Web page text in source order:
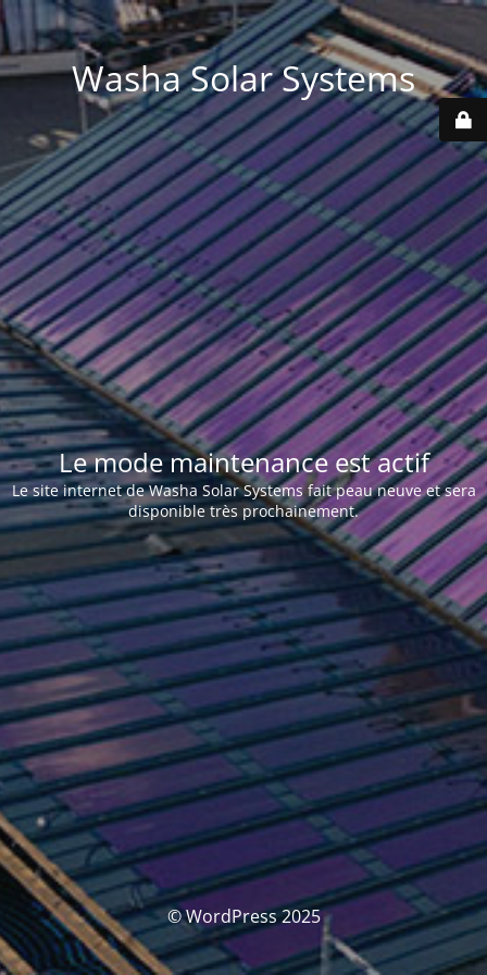
Washa Solar Systems
Le mode maintenance est actif
Le site internet de Washa Solar Systems fait peau neuve et sera
disponible très prochainement.
© WordPress 2025